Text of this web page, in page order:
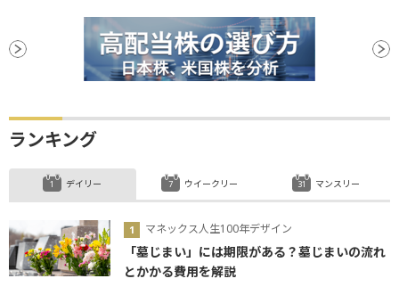
ランキング
デイリー
マネックス人生100年デザイン
「墓じまい」には期限がある？墓じまいの流れ
とかかる費用を解説
ウイークリー マンスリー